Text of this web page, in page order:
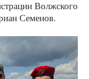
Волжского
Семенов.